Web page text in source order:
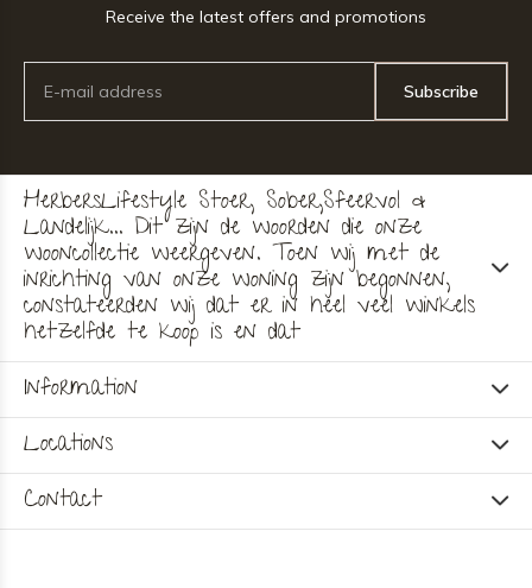
Receive the latest offers and promotions
Subscribe
HerbersLifestyle Stoer, Sober,Sfeervol &
Landelijk... Dit zijn de woorden die onze
wooncollectie weergeven. Toen wij met de
inrichting van onze woning zijn begonnen,
constateerden wij dat er in heel veel winkels
hetzelfde te koop is en dat
Information
Locations
Contact